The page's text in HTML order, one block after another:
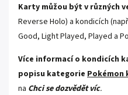
Karty můžou být v různých
Reverse Holo) a kondicích
Good, Light Played, Played a
Více informací o kondicích
popisu kategorie Pokémon
na Chci se dozvědět víc.